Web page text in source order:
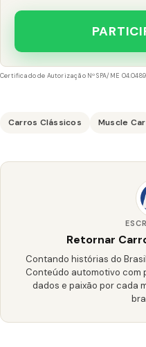
Certificado de Autorização Nº SPA/ME
Carros Clássicos Muscle Car
Retornar
Contando histórias do
Conteúdo automotivo com
dados e paixão por cada